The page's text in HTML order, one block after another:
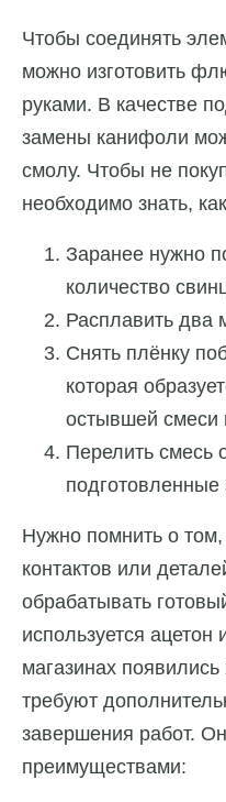
Чтобы соединять
можно изготовить
руками. В качестве
замены канифоли
смолу. Чтобы не
необходимо знать,
Заранее нужно
количество
Расплавить два
Снять плёнку
которая
остывшей смеси
Перелить смесь
Нужно помнить о
контактов или
обрабатывать
используется
магазинах
требуют
завершения работ.
преимуществами: